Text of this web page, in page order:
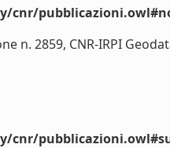
cnr/
n. 2859, CNR-IRPI
cnr/